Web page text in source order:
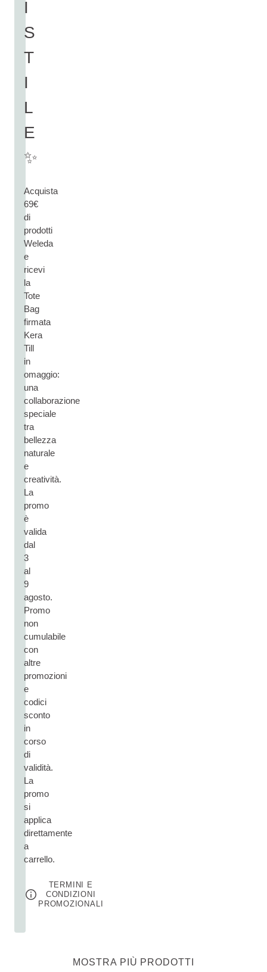
I
S
T
I
L
E
✨
Acquista
69€
di
prodotti
Weleda
e
ricevi
la
Tote
Bag
firmata
Kera
Till
in
omaggio:
una
collaborazione
speciale
tra
bellezza
naturale
e
creatività.
La
promo
è
valida
dal
3
al
9
agosto.
Promo
non
cumulabile
con
altre
promozioni
e
codici
sconto
in
corso
di
validità.
La
promo
si
applica
direttamente
a
carrello.
TERMINI E
CONDIZIONI
PROMOZIONALI
MOSTRA PIÙ PRODOTTI